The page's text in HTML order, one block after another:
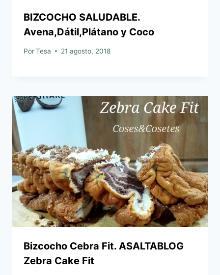
BIZCOCHO SALUDABLE.
Avena,Dátil,Plátano y Coco
PorTesa 21 agosto, 2018
Bizcocho Cebra Fit. ASALTABLOG
Zebra Cake Fit